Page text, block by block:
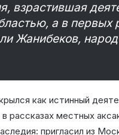
взрастившая
а в первых
Жанибеков,
как истинный
рассказах местных
пригласил из